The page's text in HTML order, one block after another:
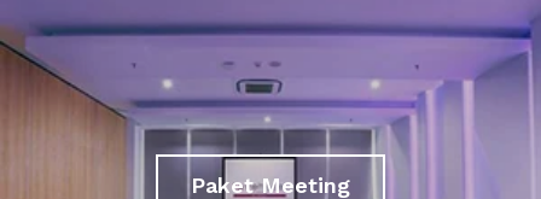
Paket Meeting